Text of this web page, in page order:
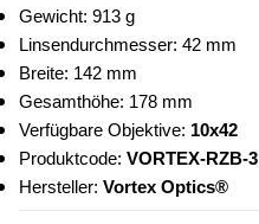
Gewicht: 913 g
Linsendurchmesser: 42 mm
Breite: 142 mm
Gesamthöhe: 178 mm
Verfügbare Objektive: 10x42
Produktcode: VORTEX-RZB-3
Hersteller: Vortex Optics®